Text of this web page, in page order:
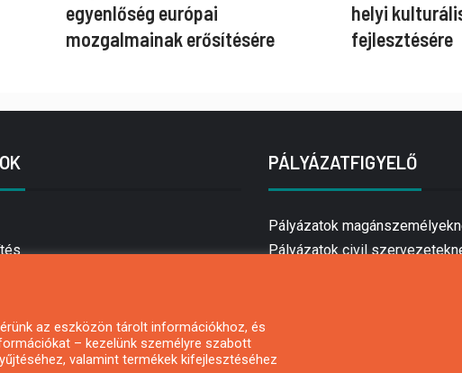
egyenlőség európai
mozgalmainak erősítésére
helyi
fejlesztésére
PÁLYÁZATFIGYELŐ
Pályázatok
Pályázatok civil
az eszközön tárolt információkhoz, és
– kezelünk személyre szabott
valamint termékek kifejlesztéséhez